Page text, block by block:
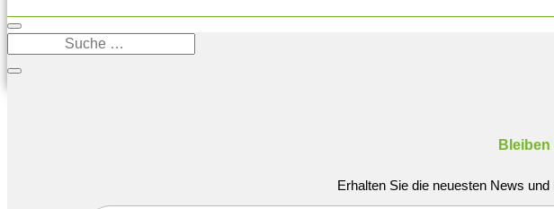
Erhalten Sie die neuesten News